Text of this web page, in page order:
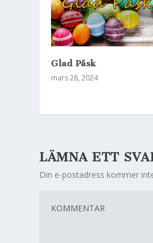
Glad Påsk
mars 28, 2024
LÄMNA ETT
Din e-postadress kommer